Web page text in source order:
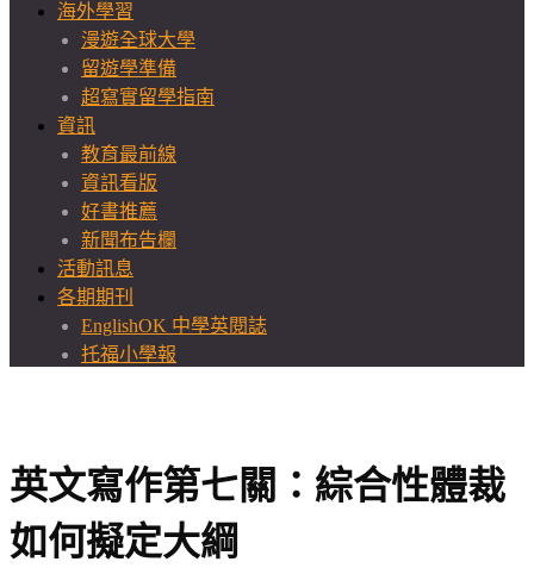
海外學習
漫遊全球大學
留遊學準備
超寫實留學指南
資訊
教育最前線
資訊看版
好書推薦
新聞布告欄
活動訊息
各期期刊
EnglishOK 中學英閱誌
托福小學報
英文寫作第七關：綜合性體裁
如何擬定大綱